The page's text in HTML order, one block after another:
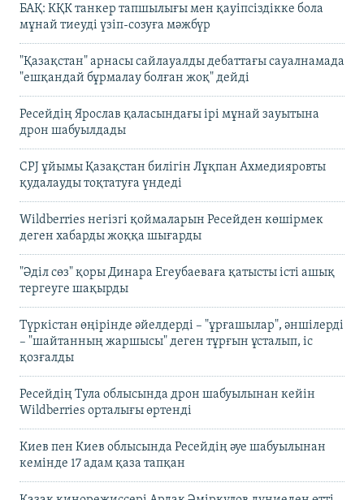
БАҚ: КҚК танкер тапшылығы мен қауіпсіздікке бола
мұнай тиеуді үзіп-созуға мәжбүр
"Қазақстан" арнасы сайлауалды дебаттағы сауалнамада
"ешқандай бұрмалау болған жоқ" дейді
Ресейдің Ярослав қаласындағы ірі мұнай зауытына
дрон шабуылдады
CPJ ұйымы Қазақстан билігін Лұқпан Ахмедияровты
қудалауды тоқтатуға үндеді
Wildberries негізгі қоймаларын Ресейден көшірмек
деген хабарды жоққа шығарды
"Әділ сөз" қоры Динара Егеубаеваға қатысты істі ашық
тергеуге шақырды
Түркістан өңірінде әйелдерді – "ұрғашылар", әншілерді
– "шайтанның жаршысы" деген тұрғын ұсталып, іс
қозғалды
Ресейдің Тула облысында дрон шабуылынан кейін
Wildberries орталығы өртенді
Киев пен Киев облысында Ресейдің әуе шабуылынан
кемінде 17 адам қаза тапқан